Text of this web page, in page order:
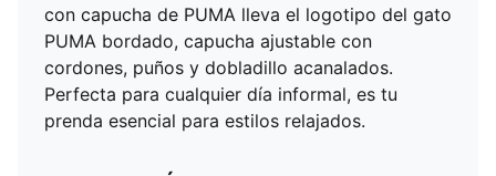
con capucha de PUMA lleva el logotipo del gato
PUMA bordado, capucha ajustable con
cordones, puños y dobladillo acanalados.
Perfecta para cualquier día informal, es tu
prenda esencial para estilos relajados.